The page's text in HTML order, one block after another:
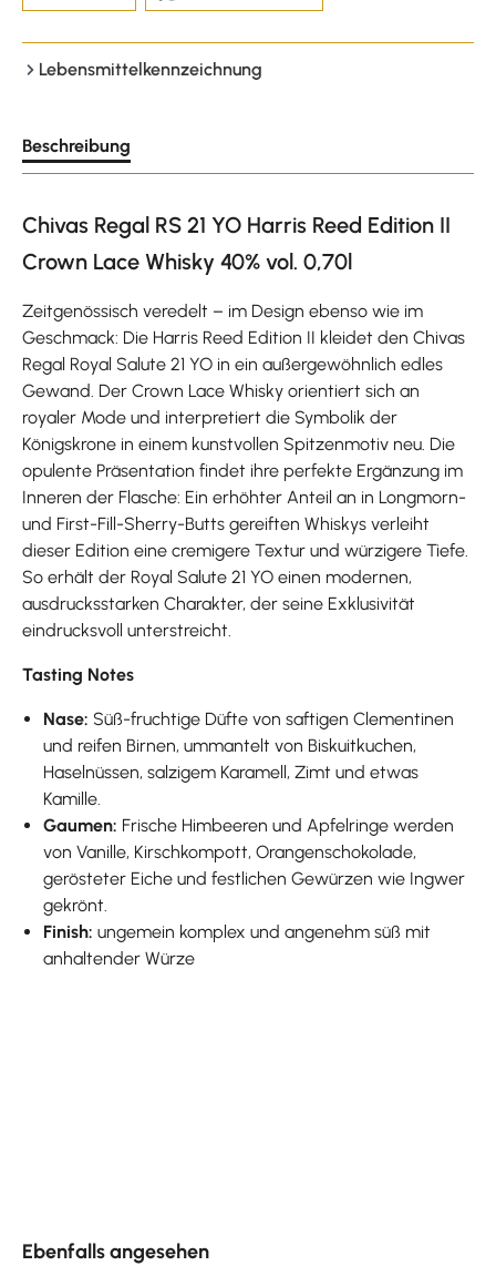
Lebensmittelkennzeichnung
Beschreibung
Chivas Regal RS 21 YO Harris Reed Edition II
Crown Lace Whisky 40% vol. 0,70l
Zeitgenössisch veredelt – im Design ebenso wie im
Geschmack: Die Harris Reed Edition II kleidet den Chivas
Regal Royal Salute 21 YO in ein außergewöhnlich edles
Gewand. Der Crown Lace Whisky orientiert sich an
royaler Mode und interpretiert die Symbolik der
Königskrone in einem kunstvollen Spitzenmotiv neu. Die
opulente Präsentation findet ihre perfekte Ergänzung im
Inneren der Flasche: Ein erhöhter Anteil an in Longmorn-
und First-Fill-Sherry-Butts gereiften Whiskys verleiht
dieser Edition eine cremigere Textur und würzigere Tiefe.
So erhält der Royal Salute 21 YO einen modernen,
ausdrucksstarken Charakter, der seine Exklusivität
eindrucksvoll unterstreicht.
Tasting Notes
Nase: Süß-fruchtige Düfte von saftigen Clementinen
und reifen Birnen, ummantelt von Biskuitkuchen,
Haselnüssen, salzigem Karamell, Zimt und etwas
Kamille.
Gaumen: Frische Himbeeren und Apfelringe werden
von Vanille, Kirschkompott, Orangenschokolade,
gerösteter Eiche und festlichen Gewürzen wie Ingwer
gekrönt.
Finish: ungemein komplex und angenehm süß mit
anhaltender Würze
Ebenfalls angesehen